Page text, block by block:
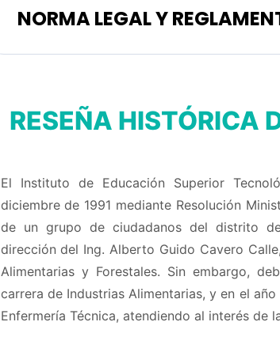
NORMA LEGAL Y
RESEÑA HISTÓRICA
El Instituto de Educación Superior
diciembre de 1991 mediante Resolución
de un grupo de ciudadanos del distrito
dirección del Ing. Alberto Guido Cavero
Alimentarias y Forestales. Sin embargo,
carrera de Industrias Alimentarias, y en el
Enfermería Técnica, atendiendo al interés de